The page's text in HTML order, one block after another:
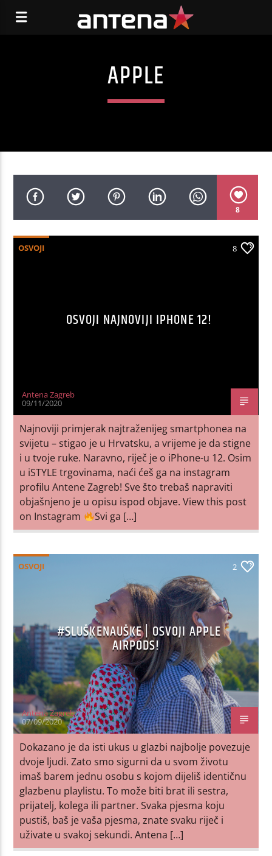
APPLE
8
OSVOJI 8
OSVOJI NAJNOVIJI IPHONE 12!
Antena Zagreb
09/11/2020
Najnoviji primjerak najtraženijeg smartphonea na
svijetu – stigao je u Hrvatsku, a vrijeme je da stigne
i u tvoje ruke. Naravno, riječ je o iPhone-u 12. Osim
u iSTYLE trgovinama, naći ćeš ga na instagram
profilu Antene Zagreb! Sve što trebaš napraviti
objašnjeno je u opisu ispod objave. View this post
on Instagram
Svi ga […]
OSVOJI 2
#SLUŠKENAUŠKE | OSVOJI APPLE
AIRPODS!
Antena Zagreb
07/09/2020
Dokazano je da isti ukus u glazbi najbolje povezuje
dvoje ljudi. Zato smo sigurni da u svom životu
imaš barem jednu osobu s kojom dijeliš identičnu
glazbenu playlistu. To može biti brat ili sestra,
prijatelj, kolega ili partner. Svaka pjesma koju
pustiš, baš je vaša pjesma, znate svaku riječ i
uživate u svakoj sekundi. Antena […]